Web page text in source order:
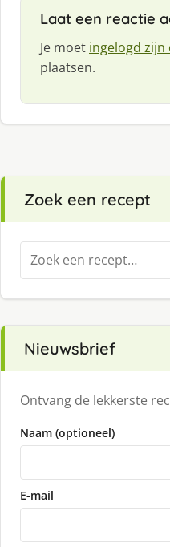
Laat een reactie
Je moet ingelogd zijn
plaatsen.
Zoek een recept
Zoeken
naar:
Nieuwsbrief
Ontvang de lekkerste
Naam (optioneel)
E-mail